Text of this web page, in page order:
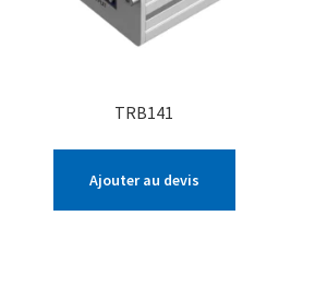
TRB141
Ajouter au devis